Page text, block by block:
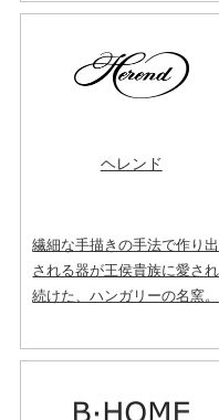
ヘレンド
繊細な手描きの手法で作り出
される器が王侯貴族に愛され
続けた、ハンガリーの名窯。